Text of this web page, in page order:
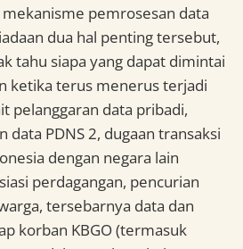
pemrosesan data
dua hal penting tersebut,
tahu siapa yang dapat dimintai
ketika terus menerus terjadi
pelanggaran data pribadi,
data PDNS 2, dugaan transaksi
dengan negara lain
perdagangan, pencurian
tersebarnya data dan
korban KBGO (termasuk